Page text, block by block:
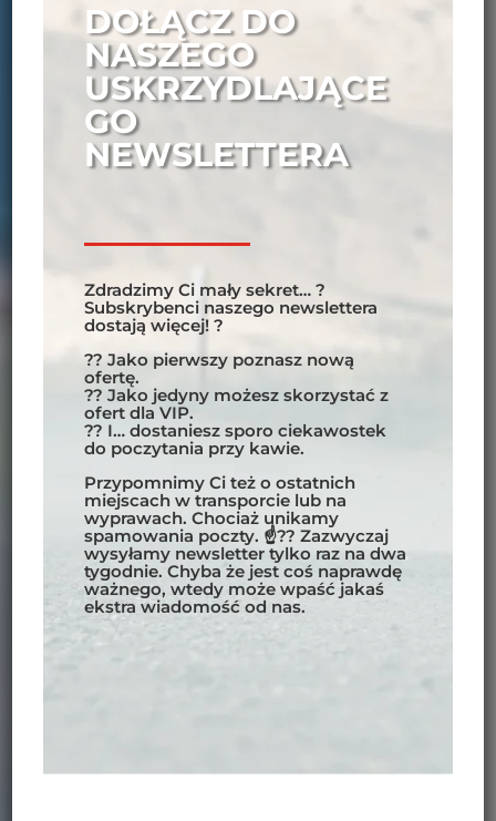
DOŁĄCZ DO
NASZEGO
USKRZYDLAJĄCE
GO
NEWSLETTERA
Zdradzimy Ci mały sekret… ?
Subskrybenci naszego newslettera
dostają więcej! ?
?? Jako pierwszy poznasz nową
ofertę.
?? Jako jedyny możesz skorzystać z
ofert dla VIP.
?? I… dostaniesz sporo ciekawostek
do poczytania przy kawie.
Przypomnimy Ci też o ostatnich
miejscach w transporcie lub na
wyprawach. Chociaż unikamy
spamowania poczty. ☝?? Zazwyczaj
wysyłamy newsletter tylko raz na dwa
tygodnie. Chyba że jest coś naprawdę
ważnego, wtedy może wpaść jakaś
ekstra wiadomość od nas.